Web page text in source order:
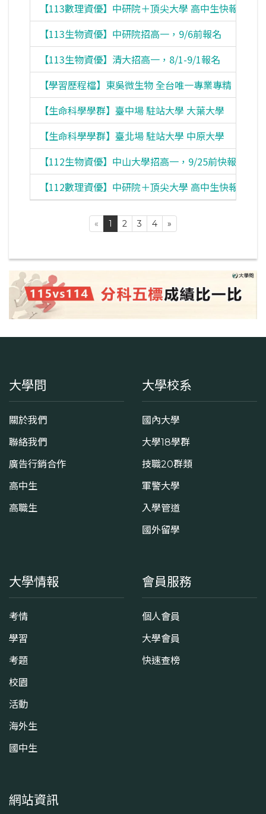
【113數理資優】中研院＋頂尖大學 高中生快報名
【113生物資優】中研院招高一，9/6前報名
【113生物資優】清大招高一，8/1-9/1報名
【學習歷程檔】東吳微生物 全台唯一專業專精
【生命科學學群】臺中場 駐站大學 大葉大學
【生命科學學群】臺北場 駐站大學 中原大學
【112生物資優】中山大學招高一，9/25前快報名
【112數理資優】中研院＋頂尖大學 高中生快報名
« 1 2 3 4 »
大學問
關於我們
聯絡我們
廣告行銷合作
高中生
高職生
大學校系
國內大學
大學18學群
技職20群類
軍警大學
入學管道
國外留學
大學情報
考情
學習
考題
校園
活動
海外生
國中生
會員服務
個人會員
大學會員
快速查榜
網站資訊